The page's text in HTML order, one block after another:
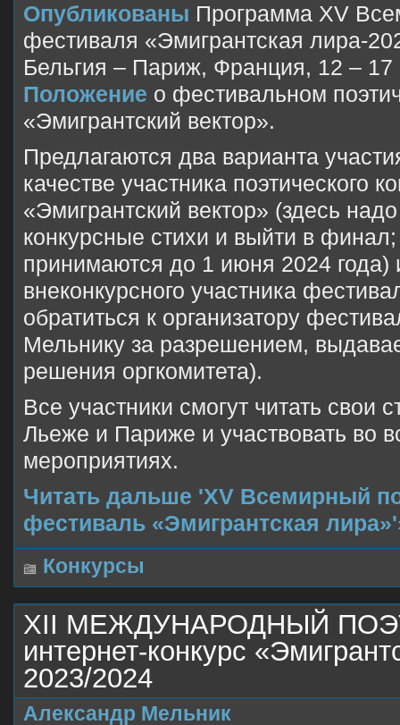
Опубликованы Программа XV
фестиваля «Эмигрантская лира-
Бельгия – Париж, Франция, 12 – 17
Положение о фестивальном
«Эмигрантский вектор».
Предлагаются два варианта
качестве участника поэтического
«Эмигрантский вектор» (здесь
конкурсные стихи и выйти в финал;
принимаются до 1 июня 2024 года)
внеконкурсного участника
обратиться к организатору
Мельнику за разрешением,
решения оргкомитета).
Все участники смогут читать свои
Льеже и Париже и участвовать во
мероприятиях.
Читать дальше 'XV Всемирный
фестиваль «Эмигрантская
Конкурсы
XII МЕЖДУНАРОДНЫЙ
интернет-конкурс
2023/2024
Александр Мельник